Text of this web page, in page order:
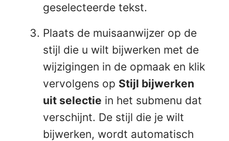
geselecteerde tekst.
Plaats de muisaanwijzer op de
stijl die u wilt bijwerken met de
wijzigingen in de opmaak en klik
vervolgens op Stijl bijwerken
uit selectie in het submenu dat
verschijnt. De stijl die je wilt
bijwerken, wordt automatisch